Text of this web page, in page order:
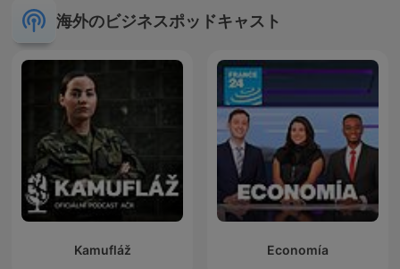
海外のビジネスポッドキャスト
Kamufláž Economía